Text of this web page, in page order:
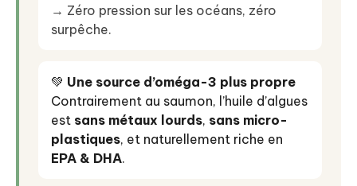
→ Zéro pression sur les océans, zéro
surpêche.
💚 Une source d’oméga-3 plus propre
Contrairement au saumon, l’huile d’algues
est sans métaux lourds, sans micro-
plastiques, et naturellement riche en
EPA & DHA.